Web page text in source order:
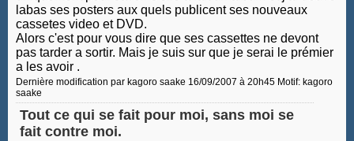
labas ses posters aux quels publicent ses nouveaux
cassetes video et DVD.
Alors c'est pour vous dire que ses cassettes ne devont
pas tarder a sortir. Mais je suis sur que je serai le prémier
a les avoir .
Dernière modification par kagoro saake 16/09/2007 à 20h45 Motif: kagoro
saake
Tout ce qui se fait pour moi, sans moi se
fait contre moi.